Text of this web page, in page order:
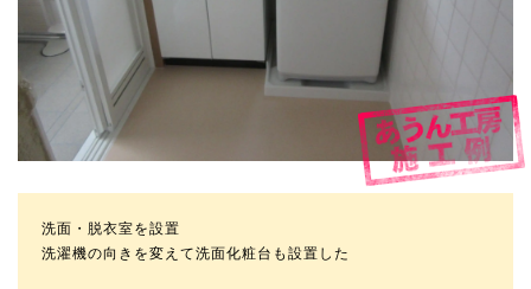
洗面・脱衣室を設置
洗濯機の向きを変えて洗面化粧台も設置した